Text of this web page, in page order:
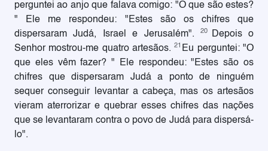
perguntei ao anjo que falava comigo: "O que são estes?
" Ele me respondeu: "Estes são os chifres que
dispersaram Judá, Israel e Jerusalém".20
Depois o
Senhor mostrou-me quatro artesãos.21 Eu perguntei: "O
que eles vêm fazer? " Ele respondeu: "Estes são os
chifres que dispersaram Judá a ponto de ninguém
sequer conseguir levantar a cabeça, mas os artesãos
vieram aterrorizar e quebrar esses chifres das nações
que se levantaram contra o povo de Judá para dispersá-
lo".